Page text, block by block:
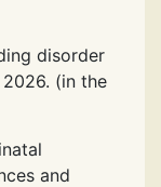
disorder
(in the
and